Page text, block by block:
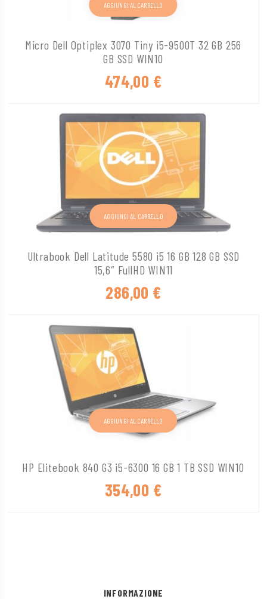
Micro Dell Optiplex 3070 Tiny i5-9500T 32 GB 256
GB SSD WIN10
474,00 €
AGGIUNGI AL CARRELLO
Ultrabook Dell Latitude 5580 i5 16 GB 128 GB SSD
15,6″ FullHD WIN11
286,00 €
AGGIUNGI AL CARRELLO
HP Elitebook 840 G3 i5-6300 16 GB 1 TB SSD WIN10
354,00 €
AGGIUNGI AL CARRELLO
INFORMAZIONE